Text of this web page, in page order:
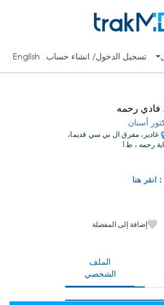
تسجيل الدخول/ انشاء حساب English
فادي رحمه
أسنان
غادير، مفرق ال بي سي قديما،
رحمه ، ط1
: انقر هنا
إضافة إلى المفضلة
الملف
الشخصي